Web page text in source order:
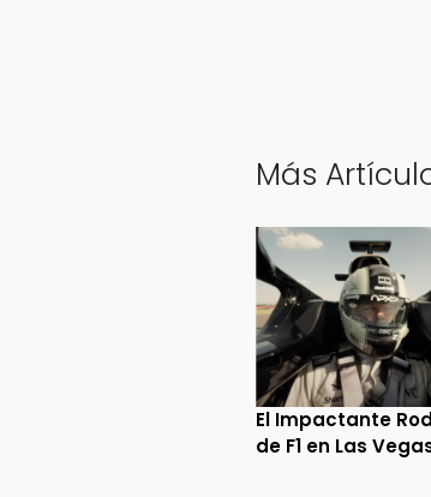
Más
El Impactante
de F1 en Las